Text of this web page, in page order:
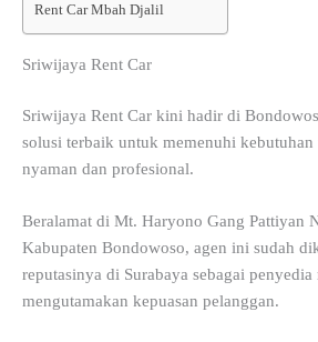
Rent Car Mbah Djalil
Sriwijaya Rent Car
Sriwijaya Rent Car kini hadir di
solusi terbaik untuk memenuhi kebutuhan
nyaman dan profesional.
Beralamat di Mt. Haryono Gang Pattiyan
Kabupaten Bondowoso, agen ini sudah
reputasinya di Surabaya sebagai
mengutamakan kepuasan pelanggan.